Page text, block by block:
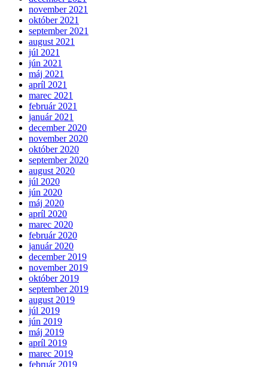
november 2021
október 2021
september 2021
august 2021
júl 2021
jún 2021
máj 2021
apríl 2021
marec 2021
február 2021
január 2021
december 2020
november 2020
október 2020
september 2020
august 2020
júl 2020
jún 2020
máj 2020
apríl 2020
marec 2020
február 2020
január 2020
december 2019
november 2019
október 2019
september 2019
august 2019
júl 2019
jún 2019
máj 2019
apríl 2019
marec 2019
február 2019